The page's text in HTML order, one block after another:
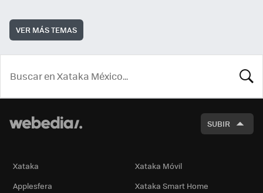
VER MÁS TEMAS
SUBIR
Xataka
Xataka Móvil
Applesfera
Xataka Smart Home